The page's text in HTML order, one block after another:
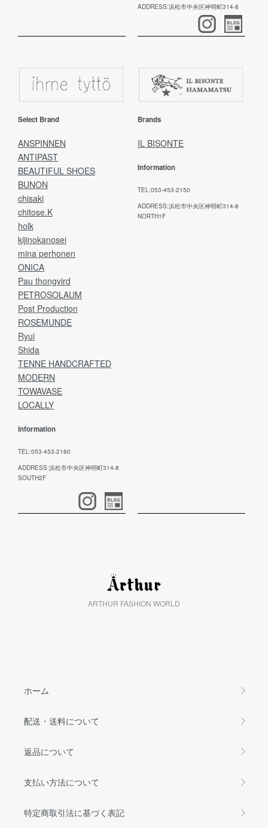
ADDRESS:浜松市中央区神明町314-8
Select Brand
ANSPINNEN
ANTIPAST
BEAUTIFUL SHOES
BUNON
chisaki
chitose.K
holk
kijinokanosei
mina perhonen
ONICA
Pau thongvird
PETROSOLAUM
Post Production
ROSEMUNDE
Ryui
Shida
TENNE HANDCRAFTED
MODERN
TOWAVASE
LOCALLY
Information
TEL:053-453-2160
ADDRESS:浜松市中央区神明町314-8
SOUTH2F
Brands
IL BISONTE
Information
TEL:053-453-2150
ADDRESS:浜松市中央区神明町314-8
NORTH1F
ARTHUR FASHION WORLD
ホーム
配送・送料について
返品について
支払い方法について
特定商取引法に基づく表記